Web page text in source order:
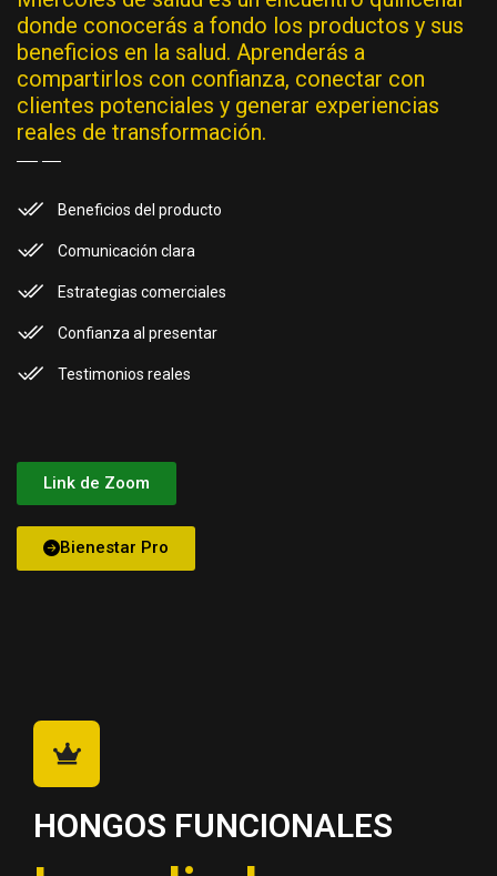
donde conocerás a fondo los productos y sus
beneficios en la salud. Aprenderás a
compartirlos con confianza, conectar con
clientes potenciales y generar experiencias
reales de transformación.
Beneficios del producto
Comunicación clara
Estrategias comerciales
Confianza al presentar
Testimonios reales
Link de Zoom
Bienestar Pro
HONGOS FUNCIONALES